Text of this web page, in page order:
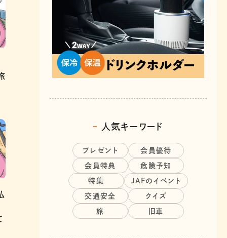
人気キーワード
プレゼント 会員優待
会員特典 危険予知
特集 JAFのイベント
交通安全 クイズ
旅 旧車